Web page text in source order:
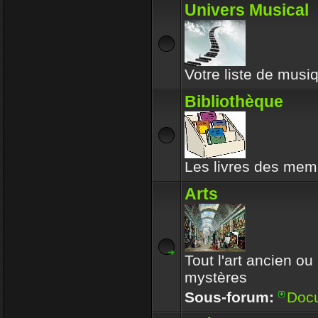
Univers Musical
Votre liste de
Bibliothèque
Les livres des
Arts
Tout l'art ancien
mystères
Sous-forum: